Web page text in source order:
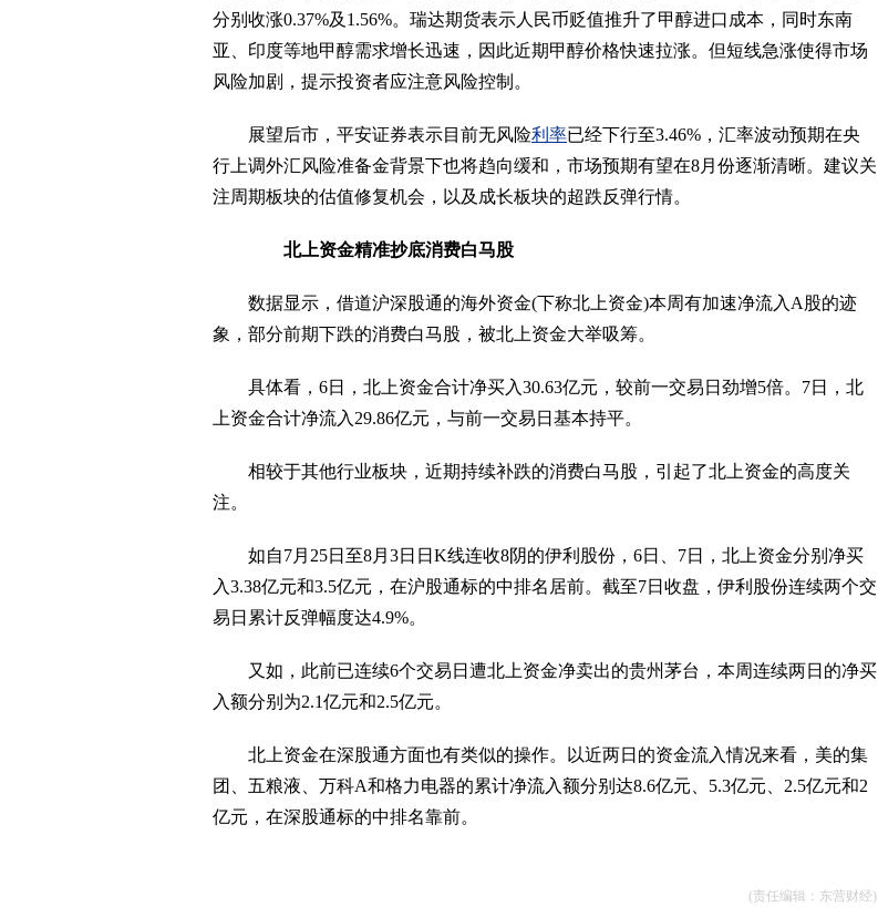
分别收涨0.37%及1.56%。瑞达期货表示人民币贬值推升了甲醇进口成本，同时东南
亚、印度等地甲醇需求增长迅速，因此近期甲醇价格快速拉涨。但短线急涨使得市场
风险加剧，提示投资者应注意风险控制。
展望后市，平安证券表示目前无风险利率已经下行至3.46%，汇率波动预期在央
行上调外汇风险准备金背景下也将趋向缓和，市场预期有望在8月份逐渐清晰。建议关
注周期板块的估值修复机会，以及成长板块的超跌反弹行情。
北上资金精准抄底消费白马股
数据显示，借道沪深股通的海外资金(下称北上资金)本周有加速净流入 A股的迹
象，部分前期下跌的消费白马股，被北上资金大举吸筹。
具体看，6日，北上资金合计净买入30.63亿元，较前一交易日劲增5倍。7日，北
上资金合计净流入29.86亿元，与前一交易日基本持平。
相较于其他行业板块，近期持续补跌的消费白马股，引起了北上资金的高度关
注。
如自7月25日至8月3日日K线连收8阴的伊利股份，6日、7日，北上资金分别净买
入3.38亿元和3.5亿元，在沪股通标的中排名居前。截至7日收盘，伊利股份连续两个交
易日累计反弹幅度达4.9%。
又如，此前已连续6个交易日遭北上资金净卖出的贵州茅台，本周连续两日的净买
入额分别为2.1亿元和2.5亿元。
北上资金在深股通方面也有类似的操作。以近两日的资金流入情况来看，美的集
团、五粮液、万科A和格力电器的累计净流入额分别达8.6亿元、5.3亿元、2.5亿元和2
亿元，在深股通标的中排名靠前。
(责任编辑：东营财经)